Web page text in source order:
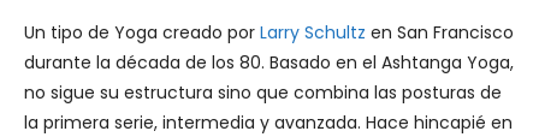
Un tipo de Yoga creado por Larry Schultz en San Francisco
durante la década de los 80. Basado en el Ashtanga Yoga,
no sigue su estructura sino que combina las posturas de
la primera serie, intermedia y avanzada. Hace hincapié en